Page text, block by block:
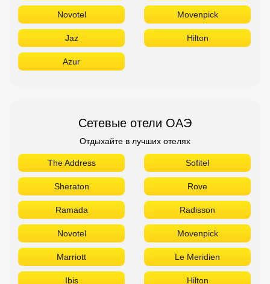
Novotel Movenpick
Jaz Hilton
Azur
Сетевые отели ОАЭ
Отдыхайте в лучших отелях
The Address Sofitel
Sheraton Rove
Ramada Radisson
Novotel Movenpick
Marriott Le Meridien
Ibis Hilton